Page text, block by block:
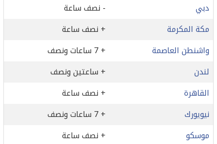
دبي
- نصف ساعة
مكة المكرمة
+ نصف ساعة
واشنطن العاصمة
+ 7 ساعات ونصف
لندن
+ ساعتين ونصف
القاهرة
+ نصف ساعة
نيويورك
+ 7 ساعات ونصف
موسكو
+ نصف ساعة